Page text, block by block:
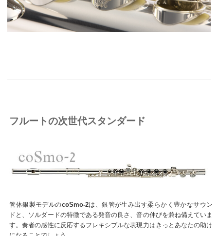
フルートの次世代スタンダード
管体銀製モデルのcoSmo-2は、銀管が生み出す柔らかく豊かなサウン
ドと、ソルダードの特徴である発音の良さ、音の伸びを兼ね備えていま
す。奏者の感性に反応するフレキシブルな表現力はきっとあなたの助け